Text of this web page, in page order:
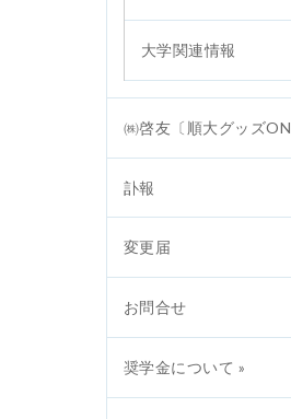
大学関連情報
㈱啓友〔順大グッズ
訃報
変更届
お問合せ
奨学金について »